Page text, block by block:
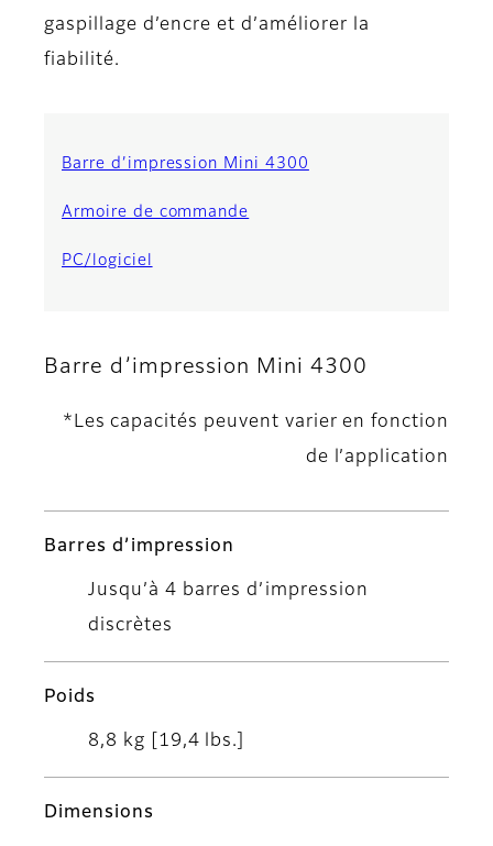
gaspillage d’encre et d’améliorer la
fiabilité.
Barre d’impression Mini 4300
Armoire de commande
PC/logiciel
Barre d’impression Mini 4300
*Les capacités peuvent varier en fonction
de l’application
Barres d’impression
Jusqu’à 4 barres d’impression
discrètes
Poids
8,8 kg [19,4 lbs.]
Dimensions